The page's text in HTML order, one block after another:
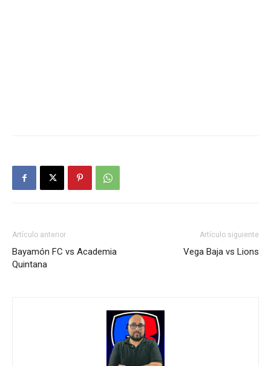
Artículo anterior
Bayamón FC vs Academia
Quintana
Artículo siguiente
Vega Baja vs Lions